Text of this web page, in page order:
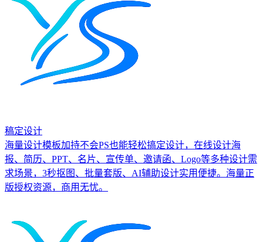
稿定设计
海量设计模板加持不会PS也能轻松搞定设计，在线设计海
报、简历、PPT、名片、宣传单、邀请函、Logo等多种设计需
求场景，3秒抠图、批量套版、AI辅助设计实用便捷。海量正
版授权资源，商用无忧。